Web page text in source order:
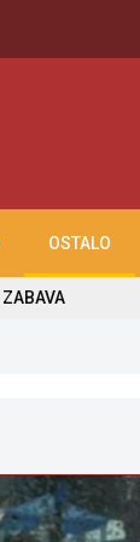
OSTALO
ZABAVA